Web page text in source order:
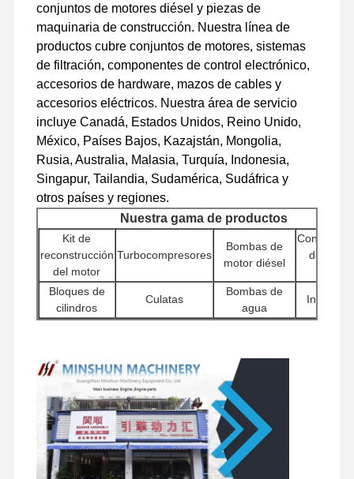
Motor Yanmar
El motor Kubota
El motor de Isuzu
Motor Cummins
motor diesel
Motor de MITSUBISHI
Motor excavador
equipo de la reconstrucción del motor
Bomba de inyección
Asamblea del turbocompresor
Sistema de control electrónico
componentes eléctricos del motor
Sistema de combustible del motor
Piezas hidráulicas de excavadora
conjuntos de motores diésel y piezas de
maquinaria de construcción. Nuestra línea de
productos cubre conjuntos de motores, sistemas
de filtración, componentes de control electrónico,
accesorios de hardware, mazos de cables y
accesorios eléctricos. Nuestra área de servicio
incluye Canadá, Estados Unidos, Reino Unido,
México, Países Bajos, Kazajstán, Mongolia,
Rusia, Australia, Malasia, Turquía, Indonesia,
Singapur, Tailandia, Sudamérica, Sudáfrica y
otros países y regiones.
Nuestra gama de productos
Kit de
reconstrucción
del motor
Turbocompresores
Bombas de
motor diésel
del
Bloques de
cilindros
Culatas
Bombas de
agua
arranque
Componentes
giratorios
Válvulas
distribuidoras
Conjuntos de
motores de
desplazamiento